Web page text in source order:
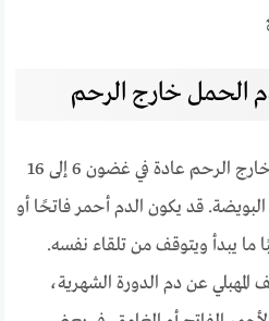
الحمل خارج الرحم
يخرج دم الحمل خارج الرحم عادة في غضون 6 إلى 16
قد يكون الدم أحمر فاتحًا أو
ما يبدأ ويتوقف من تلقاء نفسه.
المهبلي عن دم الدورة الشهرية،